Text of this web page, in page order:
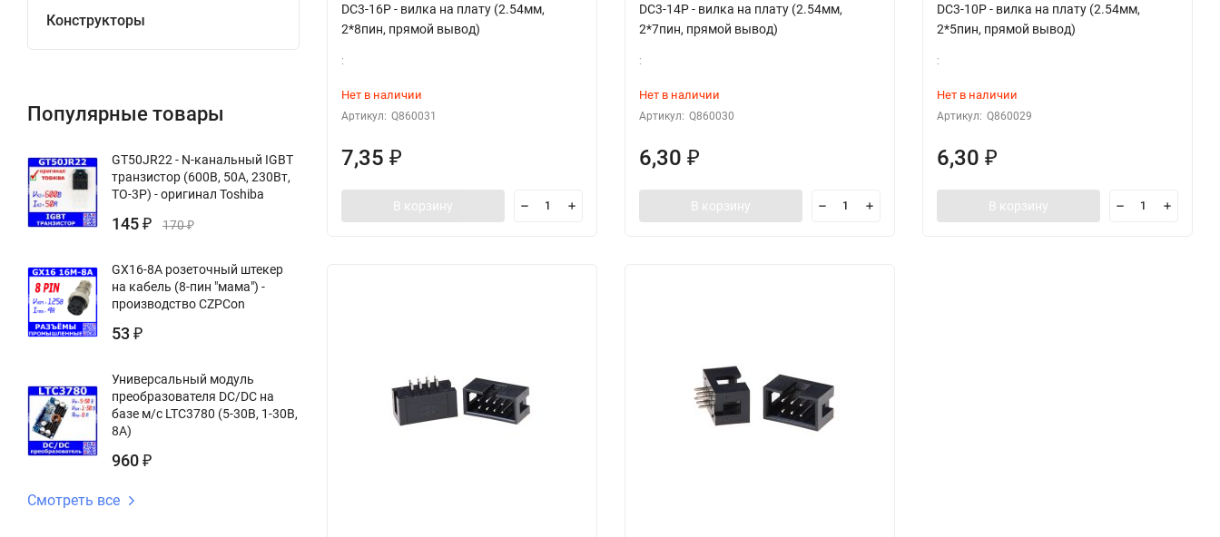
Конструкторы
Популярные товары
GT50JR22 - N-канальный IGBT
транзистор (600В, 50А, 230Вт,
TO-3P) - оригинал Toshiba
145 ₽ 170₽
GX16-8A розеточный штекер
на кабель (8-пин "мама") -
производство CZPCon
53 ₽
Универсальный модуль
преобразователя DC/DC на
базе м/с LTC3780 (5-30В, 1-30В,
8А)
960 ₽
Смотреть все
DC3-16P - вилка на плату (2.54мм,
2*8пин, прямой вывод)
:
Нет в наличии
Артикул: Q860031
7,35 ₽
В корзину
DC3-14P - вилка на плату (2.54мм,
2*7пин, прямой вывод)
:
Нет в наличии
Артикул: Q860030
6,30 ₽
В корзину
DC3-10P - вилка на плату (2.54мм,
2*5пин, прямой вывод)
:
Нет в наличии
Артикул: Q860029
6,30 ₽
В корзину